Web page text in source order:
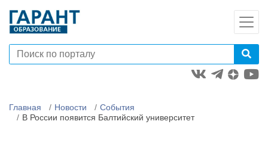
Главная Новости
События
В России появится Балтийский университет